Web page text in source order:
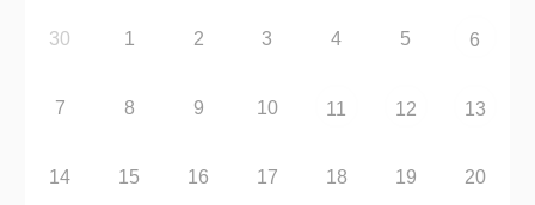
30 1 2 3 4 5 6
7 8 9 10 11 12 13
14 15 16 17 18 19 20